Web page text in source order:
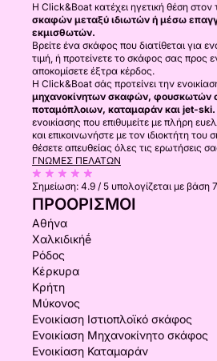
Η Click&Boat κατέχει ηγετική θέση στον
σκαφών μεταξύ ιδιωτών ή μέσω
εκμισθωτών.
Βρείτε ένα σκάφος που διατίθεται για
τιμή, ή προτείνετε το σκάφος σας προς
αποκομίσετε έξτρα κέρδος.
Η Click&Boat σάς προτείνει την
μηχανοκίνητων σκαφών, φουσκωτών
ποταμόπλοιων, καταμαράν και jet-ski.
ενοικίασης που επιθυμείτε με πλήρη
και επικοινωνήστε με τον ιδιοκτήτη
θέσετε απευθείας όλες τις ερωτήσεις
ΓΝΏΜΕΣ ΠΕΛΑΤΏΝ
Σημείωση: 4.9 / 5 υπολογίζεται με βάση
ΠΡΟΟΡΙΣΜΟΊ
Αθήνα
Χαλκιδικήḗ
Ρόδος
Κέρκυρα
Κρήτη
Μύκονος
Ενοικίαση Ιστιοπλοϊκό σκάφος
Ενοικίαση Μηχανοκίνητο σκάφος
Ενοικίαση Καταμαράν